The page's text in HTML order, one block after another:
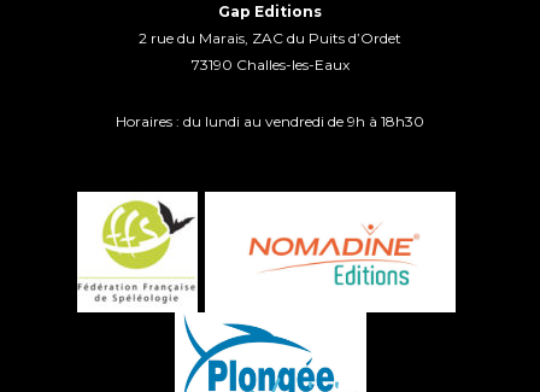
Gap Editions
2 rue du Marais, ZAC du Puits d’Ordet
73190 Challes-les-Eaux
Horaires : du lundi au vendredi de 9h à 18h30